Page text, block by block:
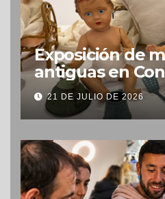
Exposición de
antiguas en
Uruguay
21 DE JULIO DE 2026